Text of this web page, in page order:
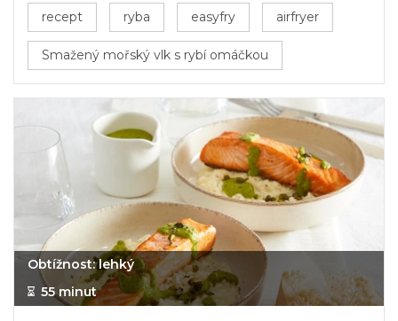
recept ryba easyfry airfryer
Smažený mořský vlk s rybí omáčkou
Obtížnost: lehký
55 minut